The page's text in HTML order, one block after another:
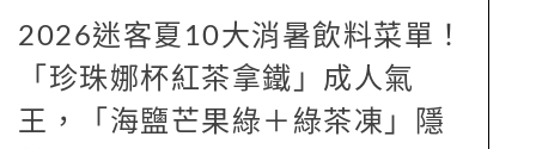
2026迷客夏10大消暑飲料菜單！
「珍珠娜杯紅茶拿鐵」成人氣
王，「海鹽芒果綠＋綠茶凍」隱